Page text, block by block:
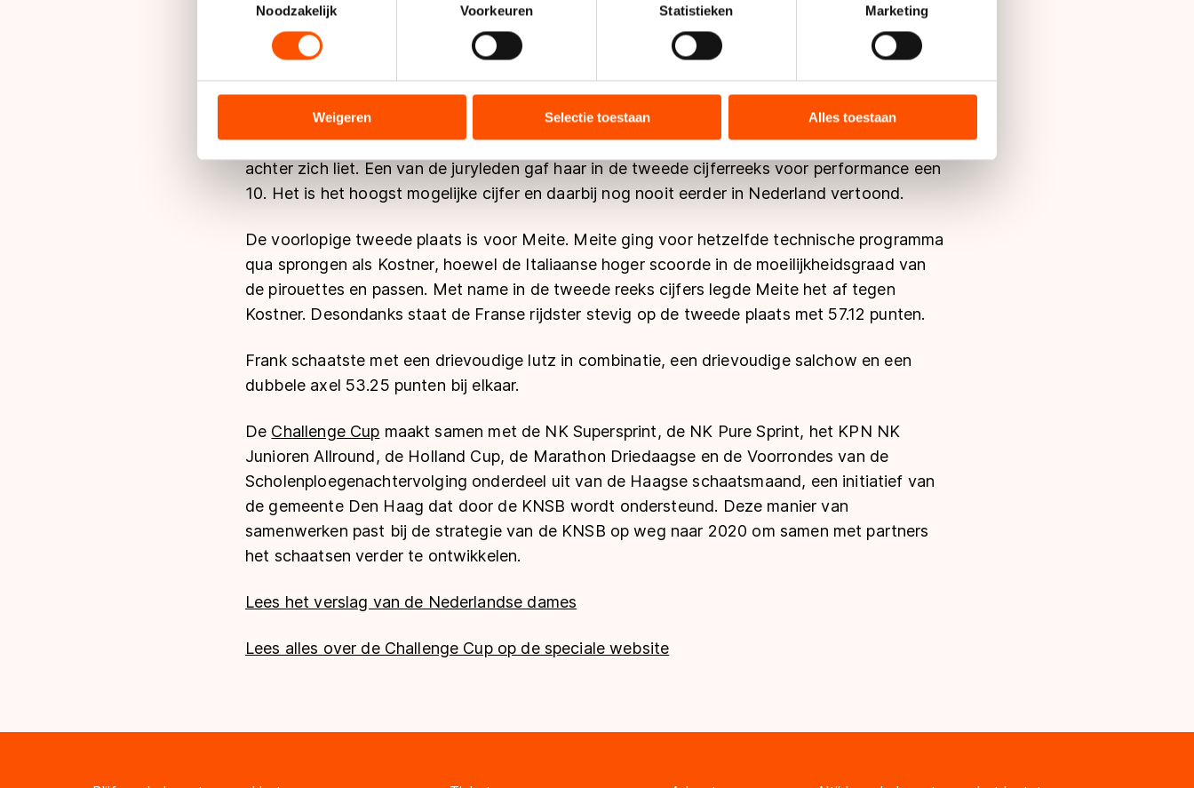
Lees meer over hoe uw persoonlijke gegevens worden verwerkt en stel uw voorkeuren in het
detailgedeeltein. U kunt uw
toestemming op elk moment wijzigen of intrekken in de Cookieverklaring.
analyseren. We delen informatie over uw gebruik van onze site met onze partners voor social media, advertenties en
analyse. Zij kunnen deze combineren met andere gegevens die u aan hen heeft verstrekt of die zij hebben verzameld via
hun services. Sommige partners kunnen gegevens doorgeven aan landen buiten de EU, zoals de VS, waar mogelijk geen
adequaat beschermingsniveau geldt volgens de GDPR. Door op ‘Toestaan’ te klikken, stemt u in met deze overdracht.
cookiebeleid
Noodzakelijk
Voorkeuren Statistieken Marketing
Weigeren Selectie toestaan Alles toestaan
keek ademloos naar de 26-jarige Italiaanse. Ze schudde eenvoudig de drievoudige rittberger
en de combinatie van twee drievoudige toeloops uit haar mouw en ook de dubbele axel
Vrijwel alle elementen werden door de juryleden met extra punten beoordeeld. De artistieke
kür leverde haar een score op van 72.51 punten, waarmee ze eenvoudig de concurrentie
achter zich liet. Een van de juryleden gaf haar in de tweede cijferreeks voor performance een
10. Het is het hoogst mogelijke cijfer en daarbij nog nooit eerder in Nederland vertoond.
De voorlopige tweede plaats is voor Meite. Meite ging voor hetzelfde technische programma
qua sprongen als Kostner, hoewel de Italiaanse hoger scoorde in de moeilijkheidsgraad van
de pirouettes en passen. Met name in de tweede reeks cijfers legde Meite het af tegen
Kostner. Desondanks staat de Franse rijdster stevig op de tweede plaats met 57.12 punten.
Frank schaatste met een drievoudige lutz in combinatie, een drievoudige salchow en een
dubbele axel 53.25 punten bij elkaar.
De Challenge Cup maakt samen met de NK Supersprint, de NK Pure Sprint, het KPN NK
Junioren Allround, de Holland Cup, de Marathon Driedaagse en de Voorrondes van de
Scholenploegenachtervolging onderdeel uit van de Haagse schaatsmaand, een initiatief van
de gemeente Den Haag dat door de KNSB wordt ondersteund. Deze manier van
samenwerken past bij de strategie van de KNSB op weg naar 2020 om samen met partners
het schaatsen verder te ontwikkelen.
Lees het verslag van de Nederlandse dames
Lees alles over de Challenge Cup op de speciale website